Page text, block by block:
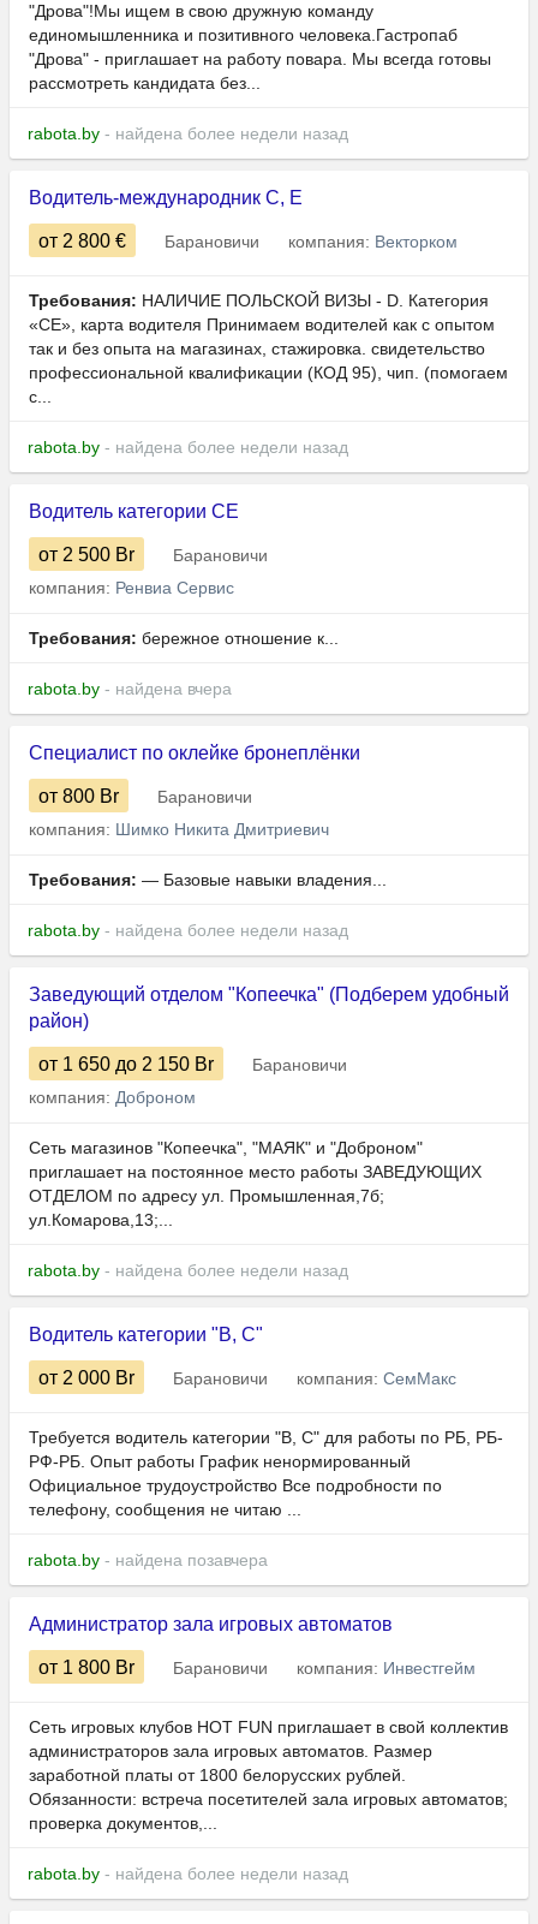
"Дрова"!Мы ищем в свою дружную команду
единомышленника и позитивного человека.Гастропаб
"Дрова" - приглашает на работу повара. Мы всегда готовы
рассмотреть кандидата без...
rabota.by - найдена более недели назад
Водитель-международник C, E
от 2 800 € Барановичи компания: Векторком
Требования: НАЛИЧИЕ ПОЛЬСКОЙ ВИЗЫ - D. Категория
«СЕ», карта водителя Принимаем водителей как с опытом
так и без опыта на магазинах, стажировка. свидетельство
профессиональной квалификации (КОД 95), чип. (помогаем
с...
rabota.by - найдена более недели назад
Водитель категории СE
от 2 500 Br
Барановичи
компания: Ренвиа Сервис
Требования: бережное отношение к...
rabota.by - найдена вчера
Специалист по оклейке бронеплёнки
от 800 Br
Барановичи
компания: Шимко Никита Дмитриевич
Требования: — Базовые навыки владения...
rabota.by - найдена более недели назад
Заведующий отделом "Копеечка" (Подберем удобный
район)
от 1 650 до 2 150 Br
Барановичи
компания: Доброном
Сеть магазинов "Копеечка", "МАЯК" и "Доброном"
приглашает на постоянное место работы ЗАВЕДУЮЩИХ
ОТДЕЛОМ по адресу ул. Промышленная,7б;
ул.Комарова,13;...
rabota.by - найдена более недели назад
Водитель категории "В, С"
от 2 000 Br Барановичи компания: СемМакс
Требуется водитель категории "В, С" для работы по РБ, РБ-
РФ-РБ. Опыт работы График ненормированный
Официальное трудоустройство Все подробности по
телефону, сообщения не читаю ...
rabota.by - найдена позавчера
Администратор зала игровых автоматов
от 1 800 Br Барановичи компания: Инвестгейм
Сеть игровых клубов HOT FUN приглашает в свой коллектив
администраторов зала игровых автоматов. Размер
заработной платы от 1800 белорусских рублей.
Обязанности: встреча посетителей зала игровых автоматов;
проверка документов,...
rabota.by - найдена более недели назад